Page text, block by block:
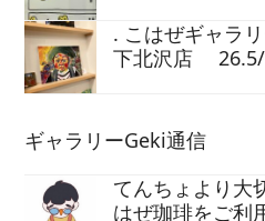
. こはぜギャラ
下北沢店 26.5/
ギャラリーGeki通信
てんちょより大
はぜ珈琲をご利